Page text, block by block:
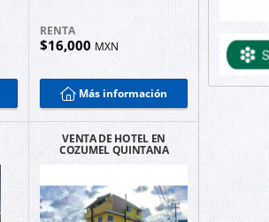
RENTA
$16,000MXN
Más información
VENTA DE HOTEL EN
COZUMEL QUINTANA
ROO